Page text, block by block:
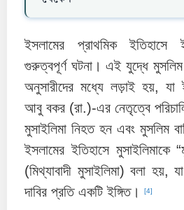
ইসলামের প্রাথমিক ইতিহাসে
গুরুত্বপূর্ণ ঘটনা। এই যুদ্ধে মুসলিম
অনুসারীদের মধ্যে লড়াই হয়, যা
আবু বকর (রা.)-এর নেতৃত্বে
মুসাইলিমা নিহত হন এবং মুসলিম
ইসলামের ইতিহাসে মুসাইলিমাকে
(মিথ্যাবাদী মুসাইলিমা) বলা হয়,
দাবির প্রতি একটি ইঙ্গিত।
[4]